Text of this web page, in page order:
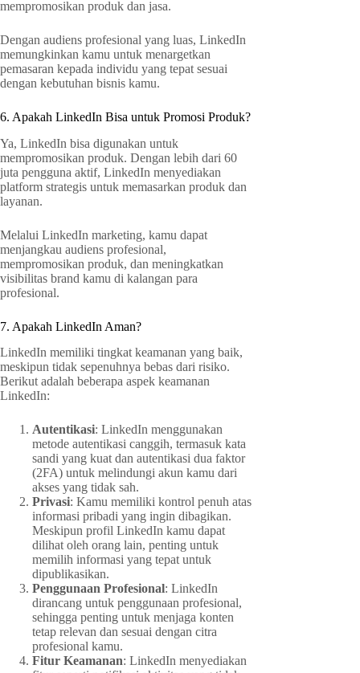
mempromosikan produk dan jasa.
Dengan audiens profesional yang luas, LinkedIn
memungkinkan kamu untuk menargetkan
pemasaran kepada individu yang tepat sesuai
dengan kebutuhan bisnis kamu.
6. Apakah LinkedIn Bisa untuk Promosi Produk?
Ya, LinkedIn bisa digunakan untuk
mempromosikan produk. Dengan lebih dari 60
juta pengguna aktif, LinkedIn menyediakan
platform strategis untuk memasarkan produk dan
layanan.
Melalui LinkedIn marketing, kamu dapat
menjangkau audiens profesional,
mempromosikan produk, dan meningkatkan
visibilitas brand kamu di kalangan para
profesional.
7. Apakah LinkedIn Aman?
LinkedIn memiliki tingkat keamanan yang baik,
meskipun tidak sepenuhnya bebas dari risiko.
Berikut adalah beberapa aspek keamanan
LinkedIn:
Autentikasi: LinkedIn menggunakan
metode autentikasi canggih, termasuk kata
sandi yang kuat dan autentikasi dua faktor
(2FA) untuk melindungi akun kamu dari
akses yang tidak sah.
Privasi: Kamu memiliki kontrol penuh atas
informasi pribadi yang ingin dibagikan.
Meskipun profil LinkedIn kamu dapat
dilihat oleh orang lain, penting untuk
memilih informasi yang tepat untuk
dipublikasikan.
Penggunaan Profesional: LinkedIn
dirancang untuk penggunaan profesional,
sehingga penting untuk menjaga konten
tetap relevan dan sesuai dengan citra
profesional kamu.
Fitur Keamanan: LinkedIn menyediakan